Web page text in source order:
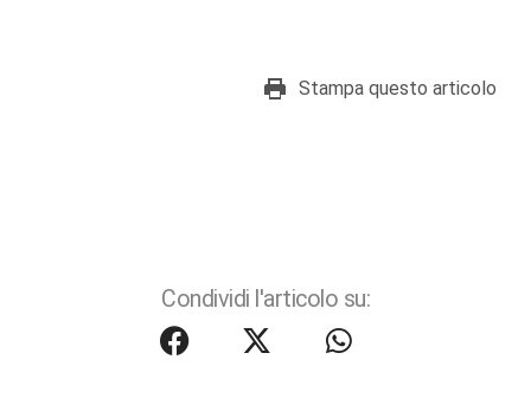
Stampa questo articolo
Condividi l'articolo su: